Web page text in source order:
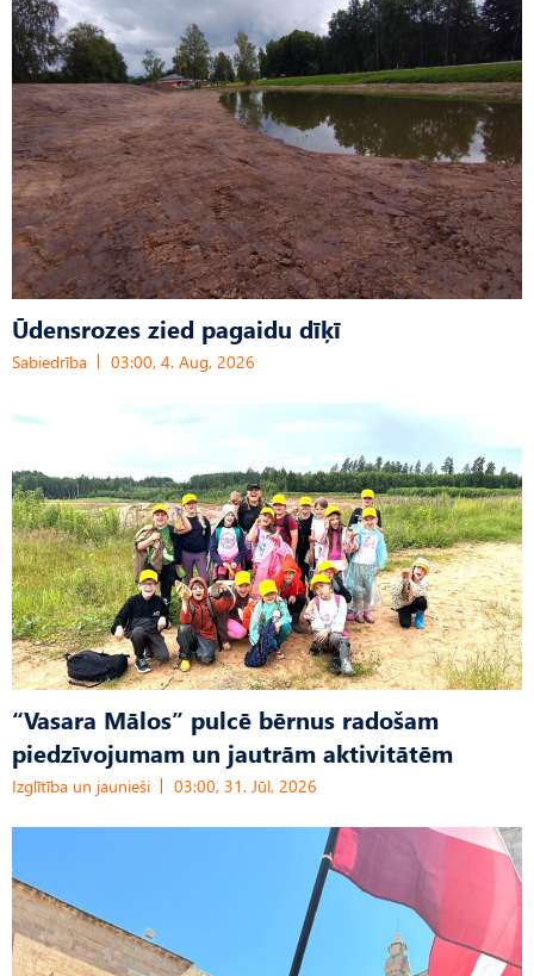
Ūdensrozes zied pagaidu dīķī
Sabiedrība 03:00, 4. Aug, 2026
“Vasara Mālos” pulcē bērnus radošam
piedzīvojumam un jautrām aktivitātēm
Izglītība un jaunieši 03:00, 31. Jūl, 2026